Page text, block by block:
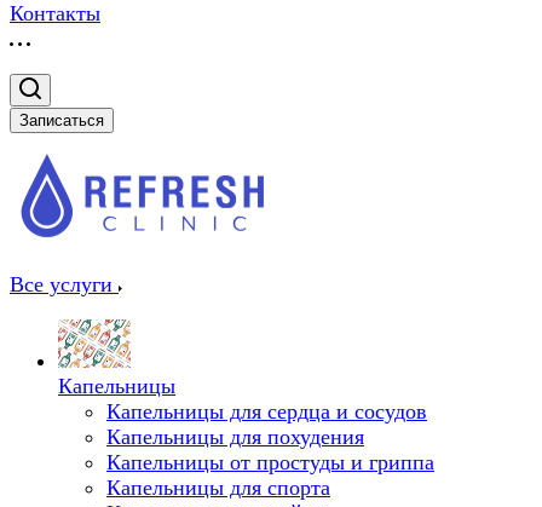
Контакты
Записаться
Все услуги
Капельницы
Капельницы для сердца и сосудов
Капельницы для похудения
Капельницы от простуды и гриппа
Капельницы для спорта